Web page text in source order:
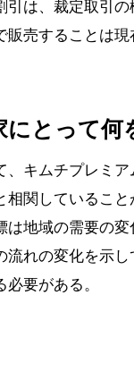
引は、裁定取引
販売することは
にとって何
、キムチプレミ
相関しているこ
は地域の需要の
流れの変化を示
要がある。